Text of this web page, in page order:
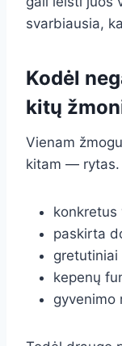
svarbiausia,
Kodėl
kitų
Vienam
kitam — rytas.
konkretus
paskirta
gretutiniai
kepenų
gyvenimo